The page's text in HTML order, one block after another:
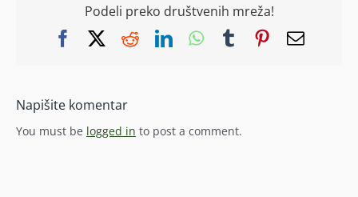
Podeli preko društvenih mreža!
FacebookRedditLinkedInWhatsApp
TumblrPinterest
Email
Napišite komentar
You must be logged in to post a comment.